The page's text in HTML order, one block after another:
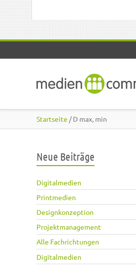
Startseite / D max, min
Neue Beiträge
Digitalmedien
Printmedien
Designkonzeption
Projektmanagement
Alle Fachrichtungen
Digitalmedien